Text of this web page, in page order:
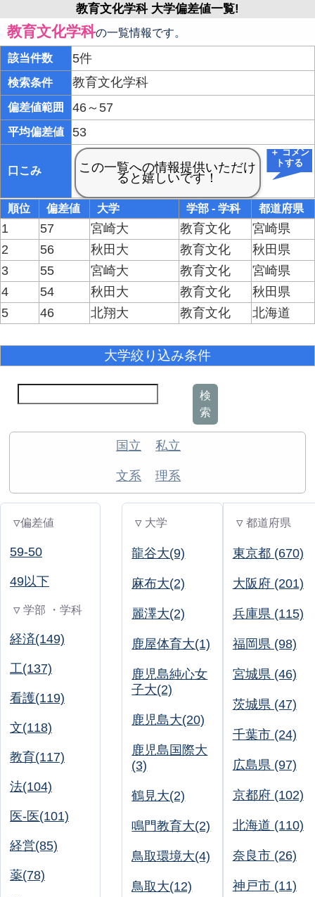
教育文化学科 大学偏差値一覧!
教育文化学科の一覧情報です。
該当件数 5件
検索条件 教育文化学科
偏差値範囲 46～57
平均偏差値 53
口こみ
＋ コメン
トする
順位 偏差値 大学 学部 - 学科 都道府県
1 57 宮崎大 教育文化
宮崎県
2
56 秋田大 教育文化
秋田県
3
55 宮崎大 教育文化
宮崎県
4
54 秋田大 教育文化
秋田県
5
46 北翔大 教育文化 北海道
大学絞り込み条件
検
索
国立 私立
文系 理系
▽偏差値
59-50
49以下
▽ 学部 ・学科
経済(149)
工(137)
看護(119)
文(118)
教育(117)
法(104)
医-医(101)
経営(85)
薬(78)
▽ 大学
龍谷大(9)
麻布大(2)
麗澤大(2)
鹿屋体育大(1)
鹿児島純心女
子大(2)
鹿児島大(20)
鹿児島国際大
(3)
鶴見大(2)
鳴門教育大(2)
鳥取環境大(4)
鳥取大(12)
▽ 都道府県
東京都 (670)
大阪府 (201)
兵庫県 (115)
福岡県 (98)
宮城県 (46)
茨城県 (47)
千葉市 (24)
広島県 (97)
京都府 (102)
北海道 (110)
奈良市 (26)
神戸市 (11)